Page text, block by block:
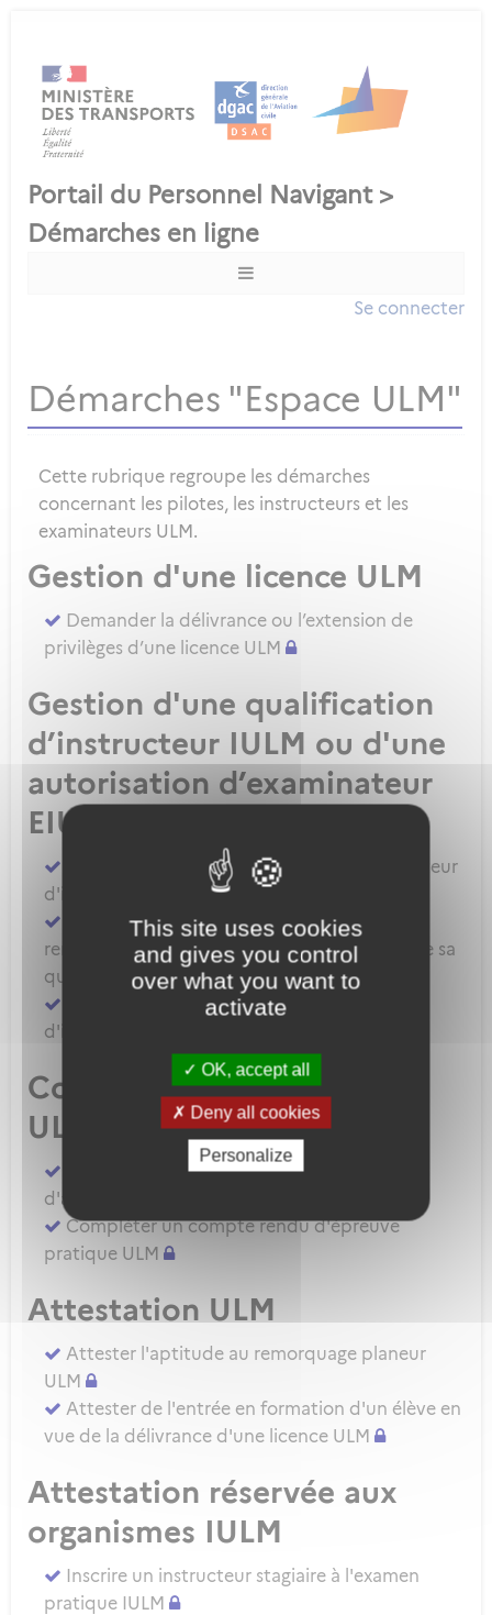
This site uses cookies
and gives you control
over what you want to
activate
OK, accept all
Deny all cookies
Personalize
Se connecter
Démarches "Espace ULM"
Cette rubrique regroupe les démarches
concernant les pilotes, les instructeurs et les
examinateurs ULM.
Gestion d'une licence ULM
Demander la délivrance ou l’extension de
privilèges d’une licence ULM
Gestion d'une qualification
d’instructeur IULM ou d'une
autorisation d’examinateur
EIULM
Attester des prérequis pour devenir formateur
d'instructeur ULM
Demander la délivrance, la prorogation, le
renouvellement ou l'extension de privilèges de sa
qualification IULM
Demander une autorisation d'examinateur
d'instructeur EIULM
Compte rendu d’épreuve
ULM
Compléter un compte rendu d'épreuve
d'aptitude pratique instructeur IULM.
Compléter un compte rendu d'épreuve
pratique ULM
Attestation ULM
Attester l'aptitude au remorquage planeur
ULM
Attester de l'entrée en formation d'un élève en
vue de la délivrance d'une licence ULM
Attestation réservée aux
organismes IULM
Inscrire un instructeur stagiaire à l'examen
pratique IULM